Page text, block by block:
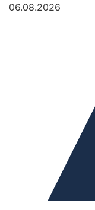
06.08.2026